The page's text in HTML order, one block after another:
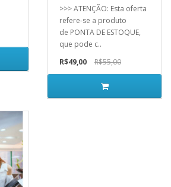
>>> ATENÇÃO: Esta oferta
refere-se a produto
de PONTA DE ESTOQUE,
que pode c..
R$49,00
R$55,00